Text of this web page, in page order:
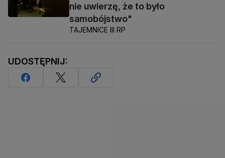
nie uwierzę, że to było
samobójstwo"
TAJEMNICE III RP
UDOSTĘPNIJ: